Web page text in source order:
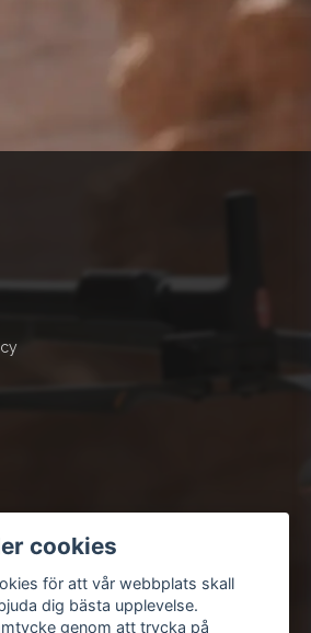
cookies
för att vår webbplats skall
dig bästa upplevelse.
genom att trycka på